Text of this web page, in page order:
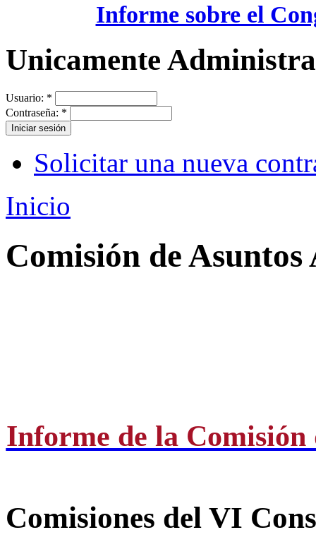
Informe sobre el
Unicamente
Usuario: *
Contraseña: *
Solicitar una nueva
Inicio
Comisión de Asuntos
Informe de la Comisión
Comisiones del VI